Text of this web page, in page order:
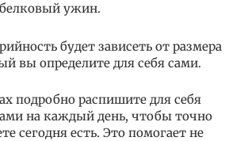
ужин.
будет зависеть от размера
вы определите для себя сами.
подробно распишите для себя
на каждый день, чтобы точно
сегодня есть. Это помогает не